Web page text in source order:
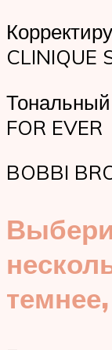
CLINIQUE
FOR EVER
BOBBI